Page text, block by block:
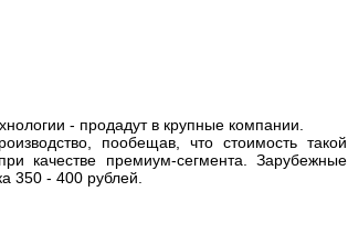
- продадут в крупные компании.
пообещав, что стоимость такой
качестве премиум-сегмента. Зарубежные
350 - 400 рублей.